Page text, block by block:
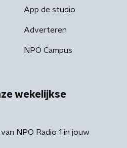
App de studio
Adverteren
NPO Campus
wekelijkse
NPO Radio 1 in jouw